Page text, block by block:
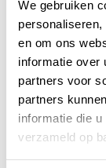
We gebruiken
en om ons
informatie over
partners voor
partners
informatie die
verzameld op
Zadel
Gorilla -
Niet op
13,95